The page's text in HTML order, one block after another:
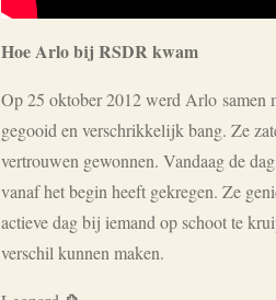
Hoe Arlo bij RSDR kwam
Op 25 oktober 2012 werd Arlo samen
gegooid en verschrikkelijk bang. Ze
vertrouwen gewonnen. Vandaag de
vanaf het begin heeft gekregen. Ze
actieve dag bij iemand op schoot te
verschil kunnen maken.